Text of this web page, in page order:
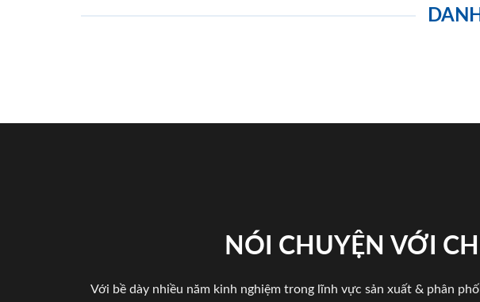
NÓI CHUYỆN VỚI
Với bề dày nhiều năm kinh nghiệm trong lĩnh vực sản xuất & phân